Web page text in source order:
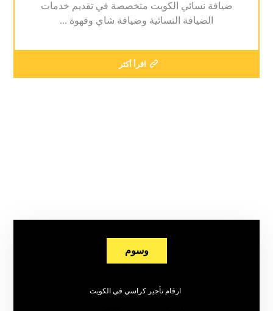
ضيافة نسائي الكويت متخصصة في تقديم خدمات
الضيافة النسائية وضيافة شاي وقهوة ...
اقرأ أكثر
وسوم
ارقام تأجير كراسي في الكويت